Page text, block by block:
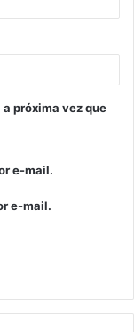
próxima vez que
e-mail.
e-mail.